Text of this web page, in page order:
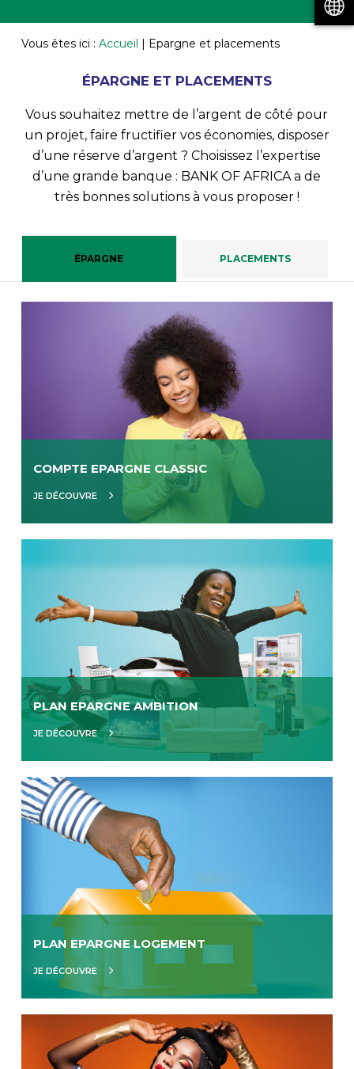
Vous êtes ici : Accueil | Epargne et placements
ÉPARGNE ET PLACEMENTS
Vous souhaitez mettre de l’argent de côté pour
un projet, faire fructifier vos économies, disposer
d’une réserve d’argent ? Choisissez l’expertise
d’une grande banque : BANK OF AFRICA a de
très bonnes solutions à vous proposer !
ÉPARGNE PLACEMENTS
COMPTE EPARGNE CLASSIC
JE DÉCOUVRE
PLAN EPARGNE AMBITION
JE DÉCOUVRE
PLAN EPARGNE LOGEMENT
JE DÉCOUVRE